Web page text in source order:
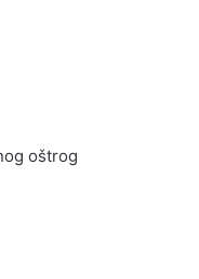
oštrog